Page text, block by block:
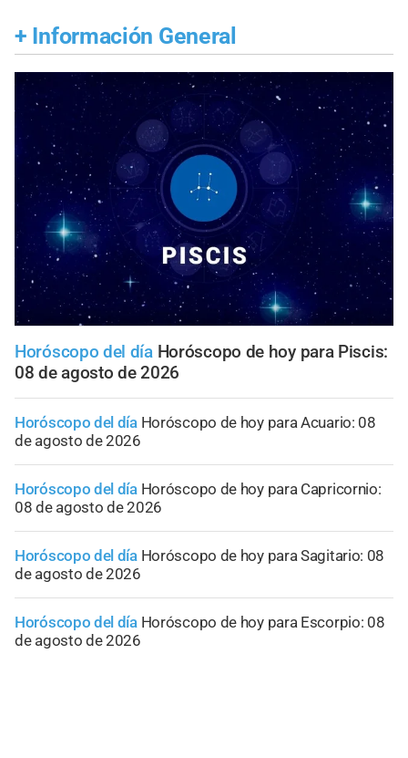
+ Información General
Horóscopo del día Horóscopo de hoy para Piscis:
08 de agosto de 2026
Horóscopo del día Horóscopo de hoy para Acuario: 08
de agosto de 2026
Horóscopo del día Horóscopo de hoy para Capricornio:
08 de agosto de 2026
Horóscopo del día Horóscopo de hoy para Sagitario: 08
de agosto de 2026
Horóscopo del día Horóscopo de hoy para Escorpio: 08
de agosto de 2026